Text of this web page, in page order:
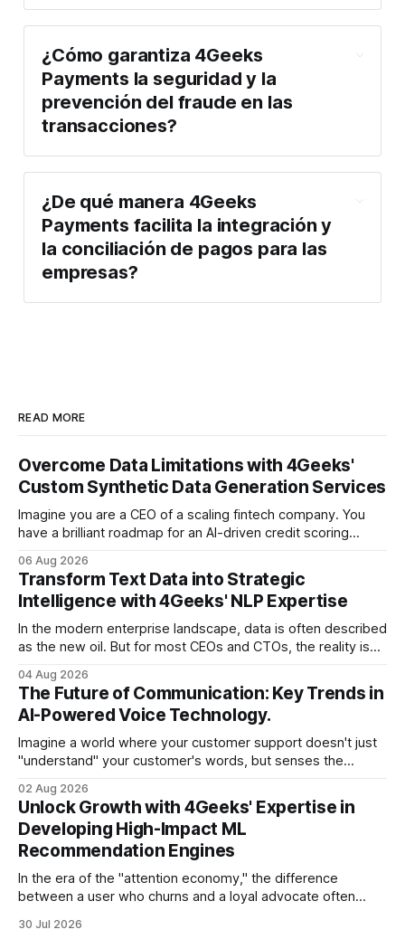
¿Cómo garantiza 4Geeks
Payments la seguridad y la
prevención del fraude en las
transacciones?
¿De qué manera 4Geeks
Payments facilita la integración y
la conciliación de pagos para las
empresas?
READ MORE
Overcome Data Limitations with 4Geeks'
Custom Synthetic Data Generation Services
Imagine you are a CEO of a scaling fintech company. You
have a brilliant roadmap for an AI-driven credit scoring
have the talent, the infrastructure, and the ambition. But
there is one glaring wall in your path: your data is locked
06 Aug 2026
Transform Text Data into Strategic
Intelligence with 4Geeks' NLP Expertise
In the modern enterprise landscape, data is often described
as the new oil. But for most CEOs and CTOs, the reality is
swamp of unstructured text. Emails, customer support
tickets, Slack threads, social media mentions, and PDF
reports contain
04 Aug 2026
The Future of Communication: Key Trends in
AI-Powered Voice Technology.
Imagine a world where your customer support doesn't just
"understand" your customer's words, but senses the
more empathetic, and solves a complex billing dispute in
thirty seconds—all without a human agent
02 Aug 2026
Unlock Growth with 4Geeks' Expertise in
Developing High-Impact ML
Recommendation Engines
In the era of the "attention economy," the difference
between a user who churns and a loyal advocate often
exactly what they were looking for without having to search
30 Jul 2026